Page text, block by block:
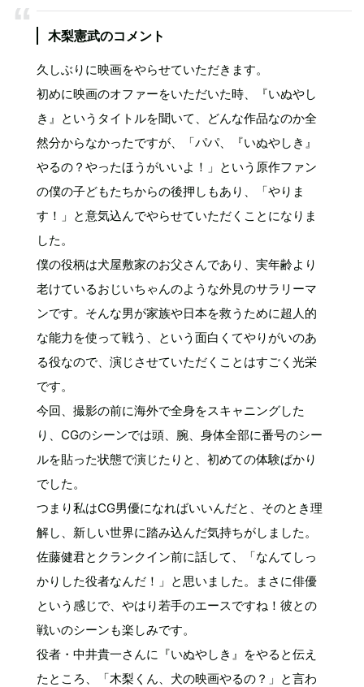
木梨憲武のコメント
久しぶりに映画をやらせていただきます。
初めに映画のオファーをいただいた時、『いぬやし
き』というタイトルを聞いて、どんな作品なのか全
然分からなかったですが、「パパ、『いぬやしき』
やるの？やったほうがいいよ！」という原作ファン
の僕の子どもたちからの後押しもあり、「やりま
す！」と意気込んでやらせていただくことになりま
した。
僕の役柄は犬屋敷家のお父さんであり、実年齢より
老けているおじいちゃんのような外見のサラリーマ
ンです。そんな男が家族や日本を救うために超人的
な能力を使って戦う、という面白くてやりがいのあ
る役なので、演じさせていただくことはすごく光栄
です。
今回、撮影の前に海外で全身をスキャニングした
り、CGのシーンでは頭、腕、身体全部に番号のシー
ルを貼った状態で演じたりと、初めての体験ばかり
でした。
つまり私はCG男優になればいいんだと、そのとき理
解し、新しい世界に踏み込んだ気持ちがしました。
佐藤健君とクランクイン前に話して、「なんてしっ
かりした役者なんだ！」と思いました。まさに俳優
という感じで、やはり若手のエースですね！彼との
戦いのシーンも楽しみです。
役者・中井貴一さんに『いぬやしき』をやると伝え
たところ、「木梨くん、犬の映画やるの？」と言わ